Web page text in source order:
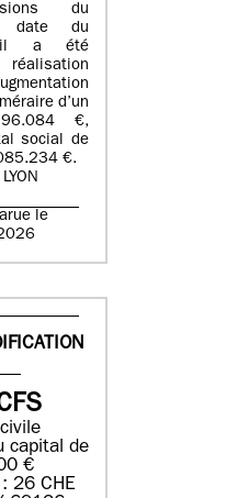
du
date du
il a été
d’un
€,
social de
€.
le
capital de
€
26 CHE